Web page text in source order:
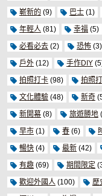
嶄新的 (9) 巴士 (1)
年輕人 (81) 幸福 (5)
必看必去 (2) 恐怖 (3)
戶外 (12) 手作DIY
拍照打卡 (98) 拍照
文化體驗 (48) 新奇
新開幕 (8) 旅遊勝地
早市 (1) 春 (6)
暢快 (4) 最新 (42)
有趣 (69) 期間限定
歡迎外國人 (100) 歷